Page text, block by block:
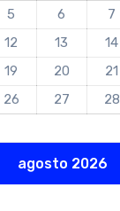
agosto 2026
5 6 7
12 13 14
19 20 21
26 27 28